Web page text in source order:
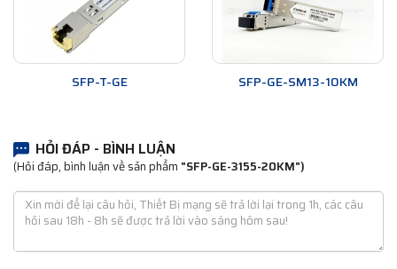
SFP-T-GE SFP-GE-SM13-10KM
HỎI ĐÁP - BÌNH LUẬN
(Hỏi đáp, bình luận về sản phẩm "SFP-GE-3155-20KM")